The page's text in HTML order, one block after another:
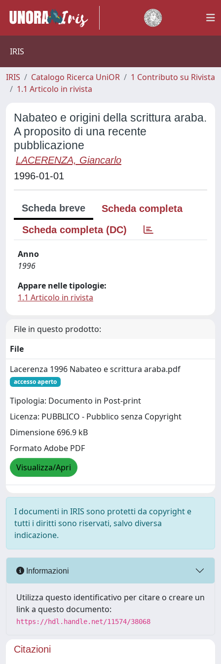
IRIS
IRIS Catalogo Ricerca UniOR
1 Contributo su Rivista
1.1 Articolo in rivista
Nabateo e origini della scrittura araba.
A proposito di una recente
pubblicazione
LACERENZA, Giancarlo
1996-01-01
Scheda breve
Scheda completa
Scheda completa (DC)
Anno
1996
Appare nelle tipologie:
1.1 Articolo in rivista
File in questo prodotto:
File
Lacerenza 1996 Nabateo e scrittura araba.pdf
accesso aperto
Tipologia: Documento in Post-print
Licenza: PUBBLICO - Pubblico senza Copyright
Dimensione 696.9 kB
Formato Adobe PDF
Visualizza/Apri
I documenti in IRIS sono protetti da copyright e
tutti i diritti sono riservati, salvo diversa
indicazione.
Informazioni
Utilizza questo identificativo per citare o creare un
link a questo documento:
https://hdl.handle.net/11574/38068
Citazioni